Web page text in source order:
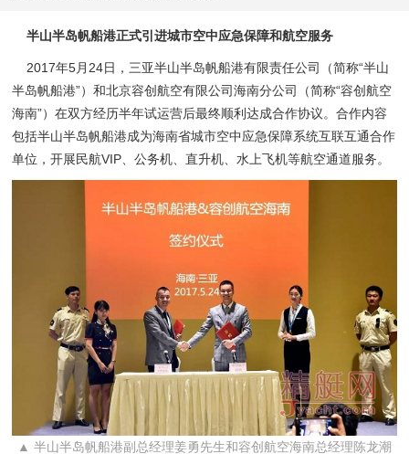
半山半岛帆船港正式引进城市空中应急保障和航空服务
2017年5月24日，三亚半山半岛帆船港有限责任公司（简称“半山
半岛帆船港”）和北京容创航空有限公司海南分公司（简称“容创航空
海南”）在双方经历半年试运营后最终顺利达成合作协议。合作内容
包括半山半岛帆船港成为海南省城市空中应急保障系统互联互通合作
单位，开展民航VIP、公务机、直升机、水上飞机等航空通道服务。
▲ 半山半岛帆船港副总经理姜勇先生和容创航空海南总经理陈龙潮